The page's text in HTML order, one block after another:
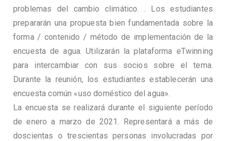
problemas del cambio climático. . Los estudiantes
prepararán una propuesta bien fundamentada sobre la
forma / contenido / método de implementación de la
encuesta de agua. Utilizarán la plataforma eTwinning
para intercambiar con sus socios sobre el tema.
Durante la reunión, los estudiantes establecerán una
encuesta común «uso doméstico del agua».
La encuesta se realizará durante el siguiente período
de enero a marzo de 2021. Representará a más de
doscientas o trescientas personas involucradas por